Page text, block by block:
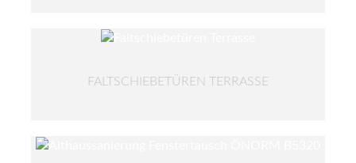
FALTSCHIEBETÜREN TERRASSE